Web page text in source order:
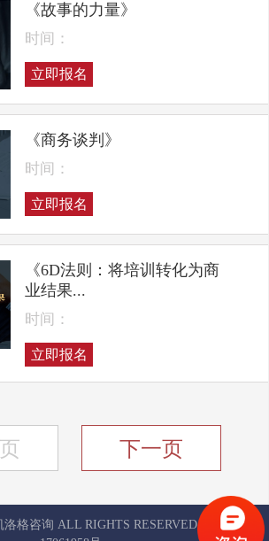
《故事的力量》
时间：
立即报名
《商务谈判》
时间：
立即报名
《6D法则：将培训转化为商
业结果...
时间：
立即报名
下一页
洛格咨询 ALL RIGHTS RESERVED
京ICP备